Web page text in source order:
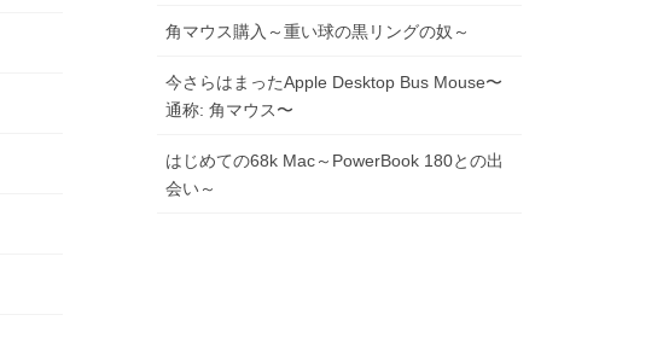
角マウス購入～重い球の黒リングの奴～
今さらはまったApple Desktop Bus Mouse〜
通称: 角マウス〜
はじめての68k Mac～PowerBook 180との出
会い～